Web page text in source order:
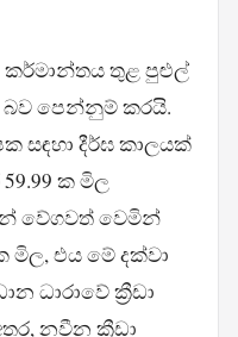
කර්මාන්තය තුළ පුළුල්
පෙන්නුම් කරයි.
සඳහා දීර්ඝ කාලයක්
ක මිල
වේගවත් වෙමින්
මිල, එය මේ දක්වා
ධාරාවේ ක්‍රීඩා
නවීන ක්‍රීඩා